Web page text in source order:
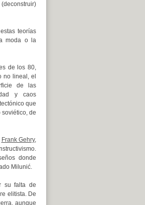
teorías
moda o la
de los 80,
no lineal, el
de las
y caos
que
soviético, de
Frank Gehry,
donde
Milunić.
su falta de
elitista. De
aunque